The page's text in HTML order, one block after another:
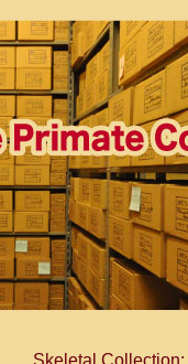
Skeletal Collection: